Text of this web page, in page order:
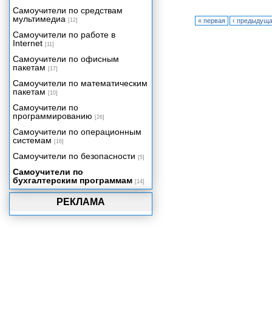
« первая ‹
РЕКЛАМА
Самоучители по средствам
мультимедиа [12]
Самоучители по работе в
Internet [11]
Самоучители по офисным
пакетам [17]
Самоучители по математическим
пакетам [10]
Самоучители по
программированию [26]
Самоучители по операционным
системам [16]
Самоучители по безопасности [5]
Самоучители по
бухгалтерским программам [14]